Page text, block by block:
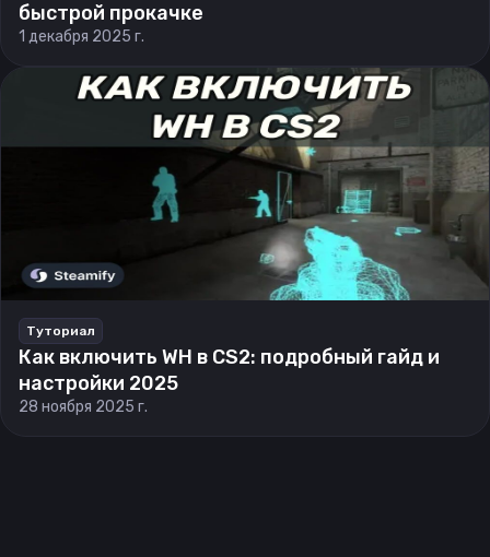
быстрой прокачке
1 декабря 2025 г.
Туториал
Как включить WH в CS2: подробный гайд и
настройки 2025
28 ноября 2025 г.